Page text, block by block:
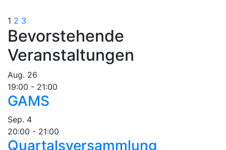
Seitennummerierung
der
Beiträge
1 2 3
Bevorstehende
Veranstaltungen
Aug. 26
19:00 - 21:00
GAMS
Sep. 4
20:00 - 21:00
Quartalsversammlung